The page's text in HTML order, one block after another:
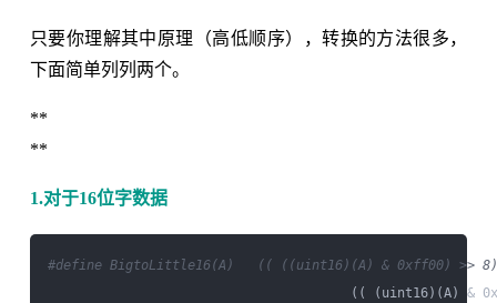
只要你理解其中原理（高低顺序），转换的方法很多，
下面简单列列两个。
**
**
1.对于16位字数据
#define BigtoLittle16(A)   (( ((uint16)(A) & 0xff00) >>
(( (uint16)(A) &